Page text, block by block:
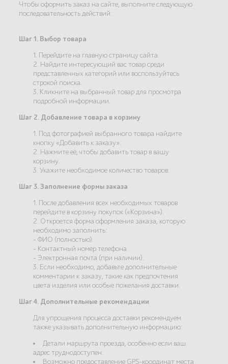
Чтобы оформить заказ на сайте, выполните следующую
последовательность действий:
Шаг 1. Выбор товара
1. Перейдите на главную страницу сайта.
2. Найдите интересующий вас товар среди
представленных категорий или воспользуйтесь
строкой поиска.
3. Кликните на выбранный товар для просмотра
подробной информации.
Шаг 2. Добавление товара в корзину
1. Под фотографией выбранного товара найдите
кнопку «Добавить к заказу».
2. Нажмите её, чтобы добавить товар в вашу
корзину.
3. Укажите необходимое количество товаров.
Шаг 3. Заполнение формы заказа
1. После добавления всех необходимых товаров
перейдите в корзину покупок («Корзина»).
2. Откроется форма оформления заказа, которую
необходимо заполнить:
- ФИО (полностью).
- Контактный номер телефона.
- Электронная почта (при наличии).
3. Если необходимо, добавьте дополнительные
комментарии к заказу, такие как предпочтения
цвета изделия или особые пожелания доставки.
Шаг 4. Дополнительные рекомендации
Для упрощения процесса доставки рекомендуем
также указывать дополнительную информацию:
Детали маршрута проезда, особенно если ваш
адрес труднодоступен.
Возможно предоставление GPS-координат места